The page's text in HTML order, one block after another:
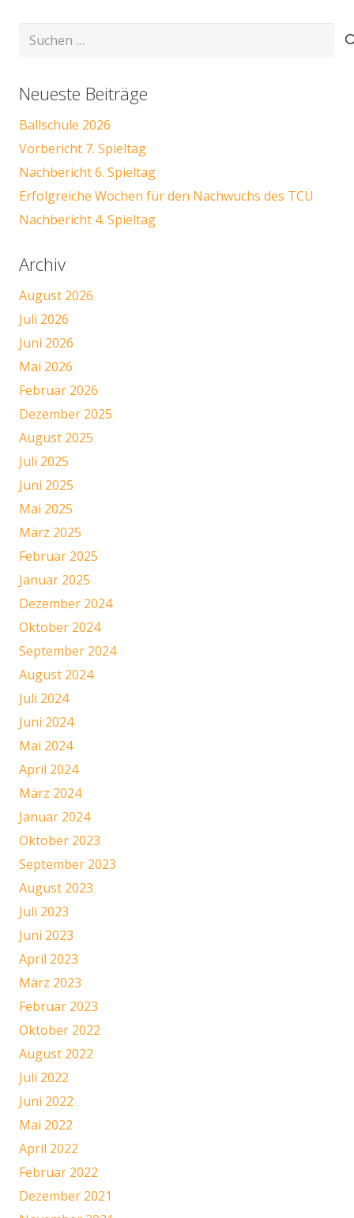
Suchen
Neueste Beiträge
Ballschule 2026
Vorbericht 7. Spieltag
Nachbericht 6. Spieltag
Erfolgreiche Wochen für den Nachwuchs des TCÜ
Nachbericht 4. Spieltag
Archiv
August 2026
Juli 2026
Juni 2026
Mai 2026
Februar 2026
Dezember 2025
August 2025
Juli 2025
Juni 2025
Mai 2025
März 2025
Februar 2025
Januar 2025
Dezember 2024
Oktober 2024
September 2024
August 2024
Juli 2024
Juni 2024
Mai 2024
April 2024
März 2024
Januar 2024
Oktober 2023
September 2023
August 2023
Juli 2023
Juni 2023
April 2023
März 2023
Februar 2023
Oktober 2022
August 2022
Juli 2022
Juni 2022
Mai 2022
April 2022
Februar 2022
Dezember 2021